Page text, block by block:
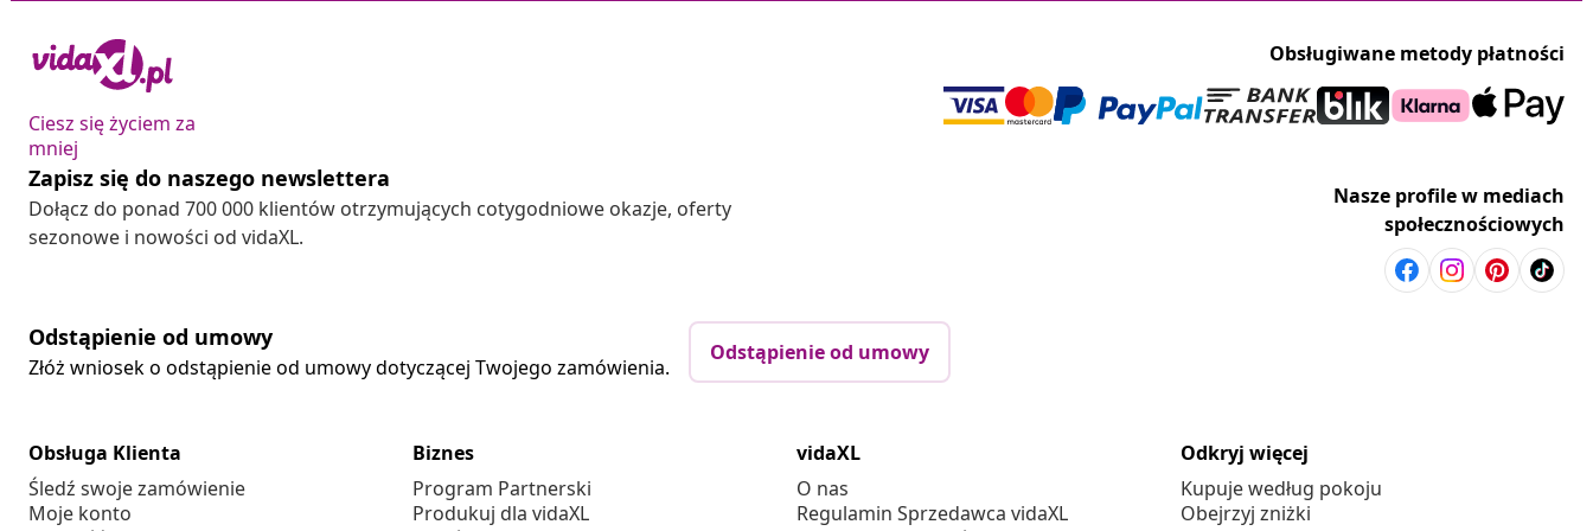
Ciesz się życiem za
mniej
Obsługiwane metody płatności
Zapisz się do naszego newslettera
Dołącz do ponad 700 000 klientów otrzymujących cotygodniowe okazje, oferty
sezonowe i nowości od vidaXL.
Nasze profile w mediach
społecznościowych
Odstąpienie od umowy
Złóż wniosek o odstąpienie od umowy dotyczącej Twojego zamówienia.
Odstąpienie od umowy
Obsługa Klienta
Śledź swoje zamówienie
Moje konto
Biznes
Program Partnerski
Produkuj dla vidaXL
vidaXL
O nas
Regulamin Sprzedawca vidaXL
Odkryj więcej
Kupuje według pokoju
Obejrzyj zniżki